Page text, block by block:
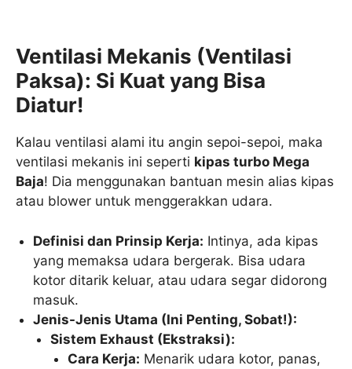
Ventilasi Mekanis (Ventilasi
Paksa): Si Kuat yang Bisa
Diatur!
Kalau ventilasi alami itu angin sepoi-sepoi, maka
ventilasi mekanis ini seperti kipas turbo Mega
Baja! Dia menggunakan bantuan mesin alias kipas
atau blower untuk menggerakkan udara.
Definisi dan Prinsip Kerja: Intinya, ada kipas
yang memaksa udara bergerak. Bisa udara
kotor ditarik keluar, atau udara segar didorong
masuk.
Jenis-Jenis Utama (Ini Penting, Sobat!):
Sistem Exhaust (Ekstraksi):
Cara Kerja: Menarik udara kotor, panas,